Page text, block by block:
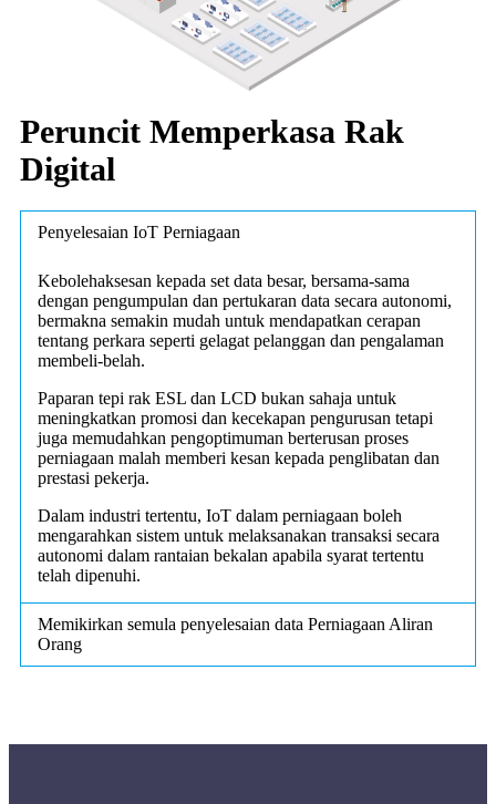
Peruncit Memperkasa Rak
Digital
Penyelesaian IoT Perniagaan
Kebolehaksesan kepada set data besar, bersama-sama
dengan pengumpulan dan pertukaran data secara autonomi,
bermakna semakin mudah untuk mendapatkan cerapan
tentang perkara seperti gelagat pelanggan dan pengalaman
membeli-belah.
Paparan tepi rak ESL dan LCD bukan sahaja untuk
meningkatkan promosi dan kecekapan pengurusan tetapi
juga memudahkan pengoptimuman berterusan proses
perniagaan malah memberi kesan kepada penglibatan dan
prestasi pekerja.
Dalam industri tertentu, IoT dalam perniagaan boleh
mengarahkan sistem untuk melaksanakan transaksi secara
autonomi dalam rantaian bekalan apabila syarat tertentu
telah dipenuhi.
Memikirkan semula penyelesaian data Perniagaan Aliran
Orang